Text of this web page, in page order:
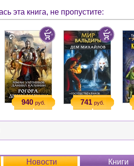
эта книга, не пропустите:
940 руб. 741 руб.
Новости Книги